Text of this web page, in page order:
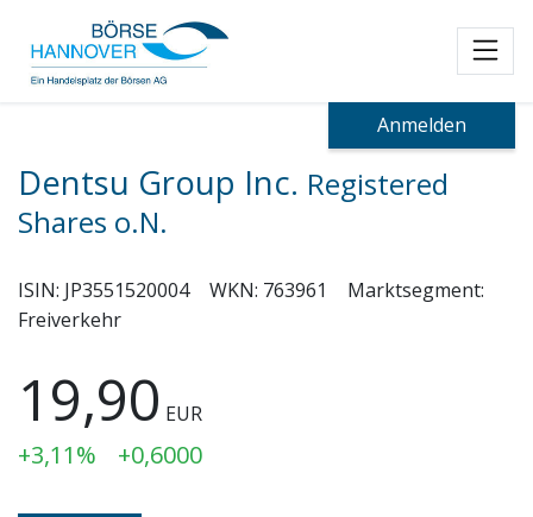
Anmelden
Dentsu Group Inc. Registered
Shares o.N.
ISIN: JP3551520004 WKN: 763961
Marktsegment:
Freiverkehr
19,90 EUR
+3,11% +0,6000